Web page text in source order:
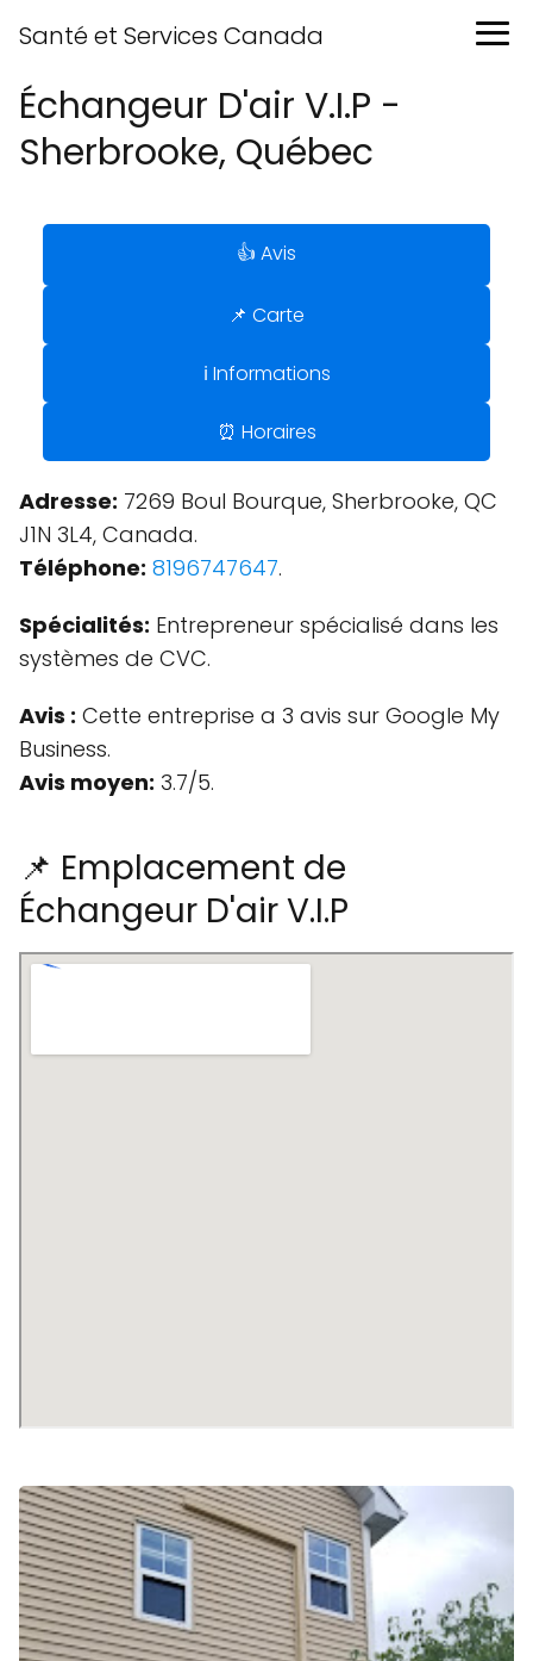
Santé et Services Canada
Échangeur D'air V.I.P -
Sherbrooke, Québec
👍 Avis
📌 Carte
ℹ️ Informations
⏰ Horaires
Adresse: 7269 Boul Bourque, Sherbrooke, QC
J1N 3L4, Canada.
Téléphone: 8196747647.
Spécialités: Entrepreneur spécialisé dans les
systèmes de CVC.
Avis : Cette entreprise a 3 avis sur Google My
Business.
Avis moyen: 3.7/5.
📌 Emplacement de
Échangeur D'air V.I.P